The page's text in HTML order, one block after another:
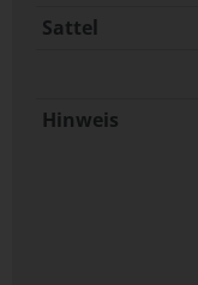
Sattel
Hinweis